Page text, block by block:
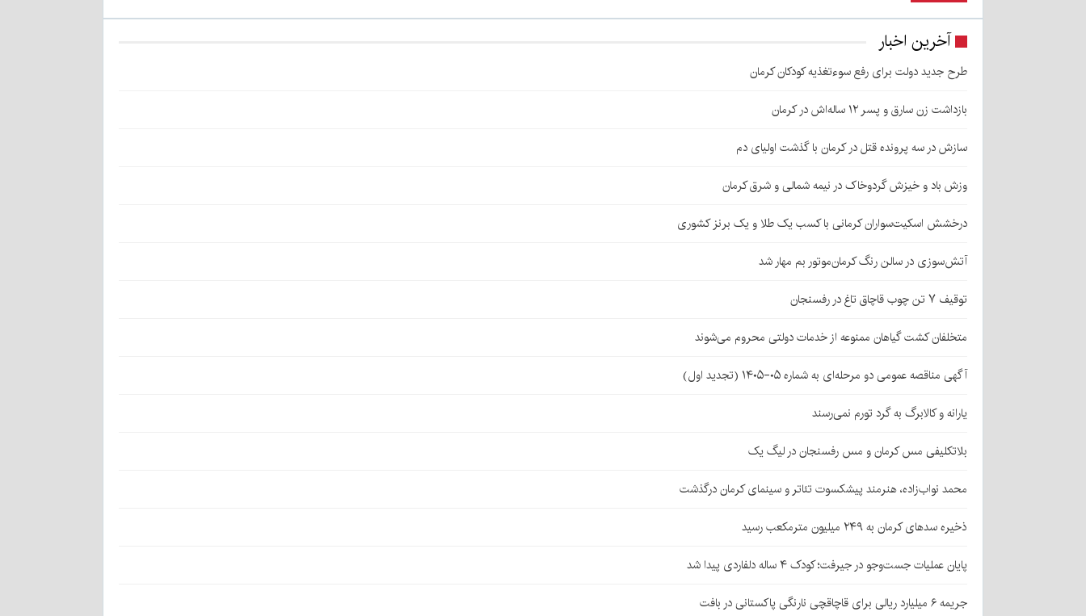
آخرین اخبار
طرح جدید دولت برای رفع سوءتغذیه کودکان کرمان
بازداشت زن سارق و پسر ۱۲ ساله‌اش در کرمان
سازش در سه پرونده قتل در کرمان با گذشت اولیای دم
وزش باد و خیزش گردوخاک در نیمه شمالی و شرق کرمان
درخشش اسکیت‌سواران کرمانی با کسب یک طلا و یک برنز کشوری
آتش‌سوزی در سالن رنگ کرمان‌موتور بم مهار شد
توقیف ۷ تن چوب قاچاق تاغ در رفسنجان
متخلفان کشت گیاهان ممنوعه از خدمات دولتی محروم می‌شوند
آگهی مناقصه عمومی دو مرحله‌ای به شماره ۰۵-۱۴۰۵ (تجدید اول)
یارانه و کالابرگ به گرد تورم نمی‌رسند
بلاتکلیفی مس کرمان و مس رفسنجان در لیگ یک
محمد نواب‌زاده، هنرمند پیشکسوت تئاتر و سینمای کرمان درگذشت
ذخیره سدهای کرمان به ۲۴۹ میلیون مترمکعب رسید
پایان عملیات جست‌وجو در جیرفت؛ کودک ۴ ساله دلفاردی پیدا شد
جریمه ۶ میلیارد ریالی برای قاچاقچی نارنگی پاکستانی در بافت